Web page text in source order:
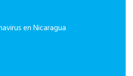
en Nicaragua